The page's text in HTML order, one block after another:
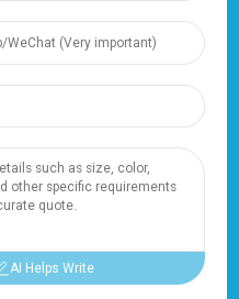
Town, 201802,
AI Helps Write